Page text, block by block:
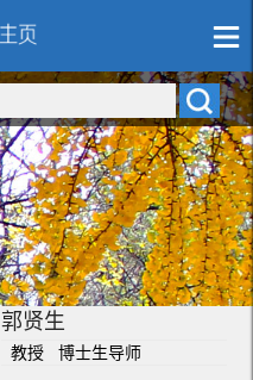
郭贤生
教授 博士生导师